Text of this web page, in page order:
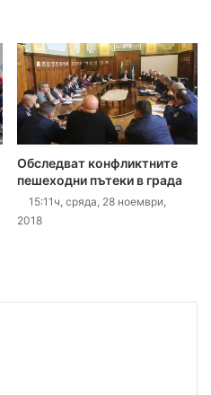
Обследват конфликтните
пешеходни пътеки в града
15:11ч, сряда, 28 ноември,
2018